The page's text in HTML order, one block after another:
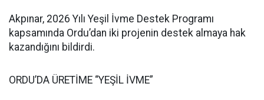
Akpınar, 2026 Yılı Yeşil İvme Destek Programı
kapsamında Ordu’dan iki projenin destek almaya hak
kazandığını bildirdi.
ORDU’DA ÜRETİME “YEŞİL İVME”